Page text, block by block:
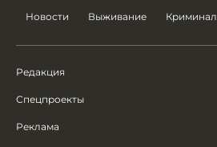
Новости Выживание Криминал
Редакция
Спецпроекты
Реклама